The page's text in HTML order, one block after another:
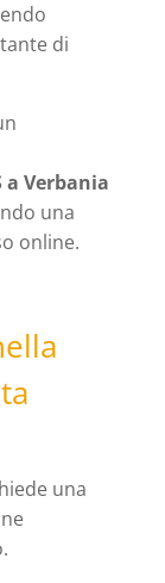
di
a Verbania
una
online.
una